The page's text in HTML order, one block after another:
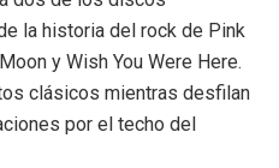
la historia del rock de Pink
y Wish You Were Here.
clásicos mientras desfilan
por el techo del